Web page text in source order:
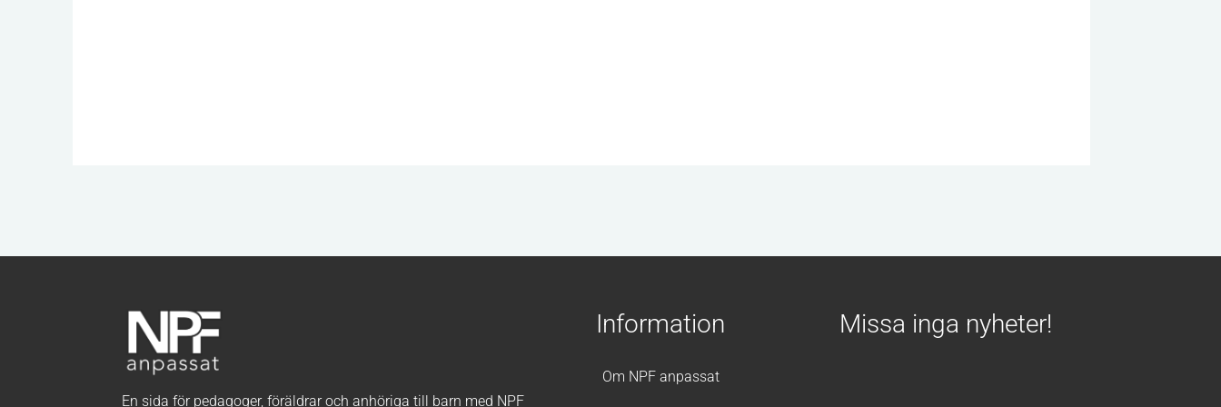
En sida för pedagoger, föräldrar och anhöriga till barn med NPF
Information
Om NPF anpassat
Missa inga nyheter!